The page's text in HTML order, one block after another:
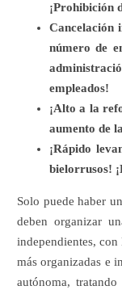
¡Prohibición
Cancelación
número de
empleados!
¡Alto a la
aumento de
¡Rápido
bielorrusos!
Solo puede haber
deben organizar
independientes, con
más organizadas e
autónoma,